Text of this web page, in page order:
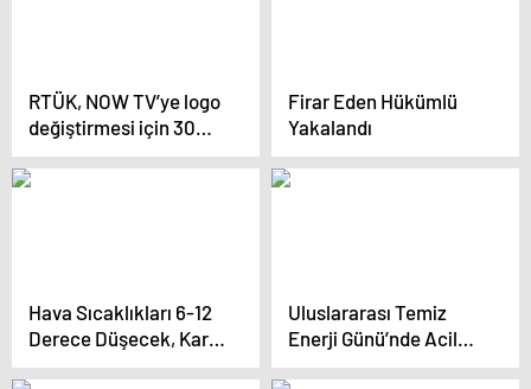
RTÜK, NOW TV’ye logo
değiştirmesi için 30
gün süre verdi
Firar Eden Hükümlü
Yakalandı
Hava Sıcaklıkları 6-12
Derece Düşecek, Kar
Yağışı Bekleniyor
Uluslararası Temiz
Enerji Günü’nde Acil
Eylem Çağrısı